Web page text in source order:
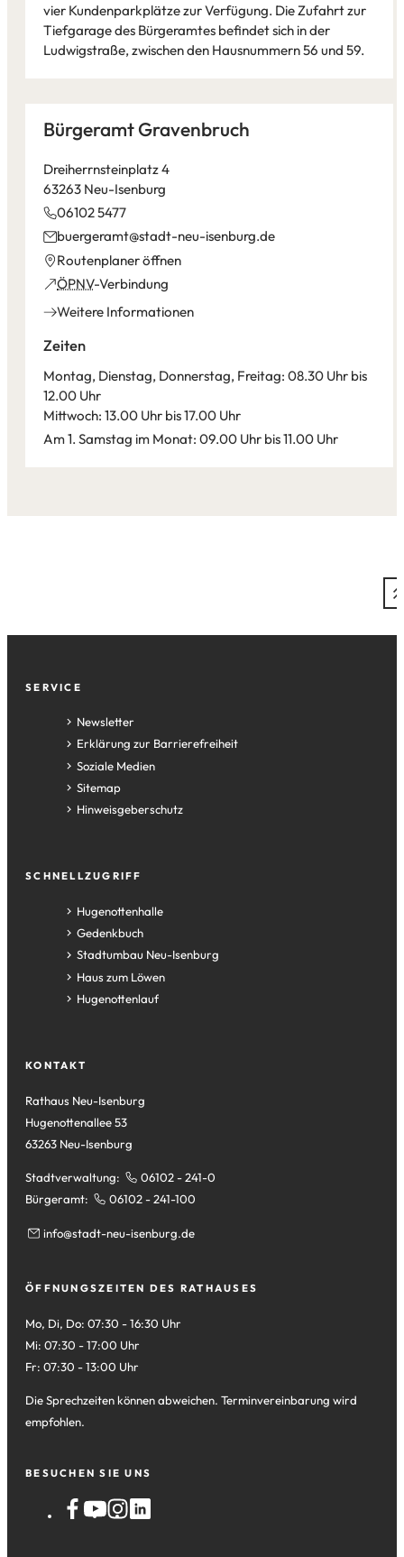
Leaflet|© Bundesamt für Kartographie und Geodäsie2026,Datenquellen
vier Kundenparkplätze zur Verfügung. Die Zufahrt zur
Tiefgarage des Bürgeramtes befindet sich in der
Ludwigstraße, zwischen den Hausnummern 56 und 59.
Leaflet|©Bundesamt für Kartographie und Geodäsie 2026, Datenquellen
Bürgeramt Gravenbruch
Dreiherrnsteinplatz 4
63263 Neu-Isenburg
06102 5477
buergeramt stadt-neu-isenburg de
Routenplaner öffnen
(Öffnet
in
neuen
Tab)
ÖPNV-Verbindung
(Öffnet
in
einem
neuen
Weitere Informationen
Zeiten
Montag, Dienstag, Donnerstag, Freitag: 08.30 Uhr bis
12.00 Uhr
Mittwoch: 13.00 Uhr bis 17.00 Uhr
Am 1. Samstag im Monat: 09.00 Uhr bis 11.00 Uhr
Fußzeile
SERVICE
Newsletter
Erklärung zur Barrierefreiheit
Soziale Medien
Sitemap
Hinweisgeberschutz
SCHNELLZUGRIFF
Hugenottenhalle
(Öffnet
in
einem
neuen
Tab)
Gedenkbuch
(Öffnet
in
einem
neuen
Stadtumbau Neu-Isenburg
(Öffnet
in
einem
Haus zum Löwen
(Öffnet
in
Tab)
Hugenottenlauf
(Öffnet
neuen
KONTAKT
Rathaus Neu-Isenburg
Hugenottenallee 53
63263 Neu-Isenburg
Stadtverwaltung:
06102 - 241-0
Bürgeramt:
06102 - 241-100
info stadt-neu-isenburg de
ÖFFNUNGSZEITEN DES RATHAUSES
Mo, Di, Do: 07:30 - 16:30 Uhr
Mi: 07:30 - 17:00 Uhr
Fr: 07:30 - 13:00 Uhr
Die Sprechzeiten können abweichen. Terminvereinbarung wird
empfohlen.
BESUCHEN SIE UNS